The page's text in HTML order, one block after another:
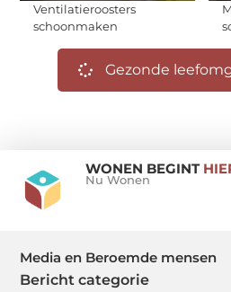
Ventilatieroosters
schoonmaken
Gezonde
WONEN BEGINT
Nu Wonen
Media en Beroemde mensen
Bericht categorie